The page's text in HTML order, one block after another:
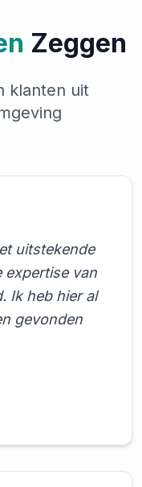
Zeggen
klanten uit
uitstekende
expertise van
Ik heb hier al
gevonden